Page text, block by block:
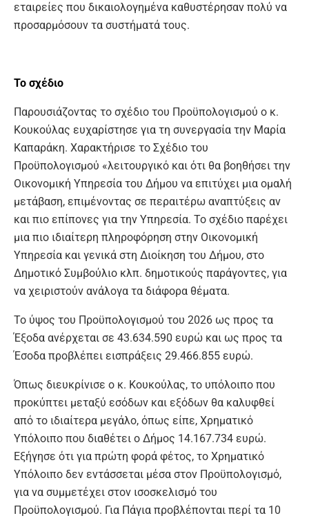
εταιρείες που δικαιολογημένα καθυστέρησαν πολύ να
προσαρμόσουν τα συστήματά τους.
Το σχέδιο
Παρουσιάζοντας το σχέδιο του Προϋπολογισμού ο κ.
Κουκούλας ευχαρίστησε για τη συνεργασία την Μαρία
Καπαράκη. Χαρακτήρισε το Σχέδιο του
Προϋπολογισμού «λειτουργικό και ότι θα βοηθήσει την
Οικονομική Υπηρεσία του Δήμου να επιτύχει μια ομαλή
μετάβαση, επιμένοντας σε περαιτέρω αναπτύξεις αν
και πιο επίπονες για την Υπηρεσία. Το σχέδιο παρέχει
μια πιο ιδιαίτερη πληροφόρηση στην Οικονομική
Υπηρεσία και γενικά στη Διοίκηση του Δήμου, στο
Δημοτικό Συμβούλιο κλπ. δημοτικούς παράγοντες, για
να χειριστούν ανάλογα τα διάφορα θέματα.
Το ύψος του Προϋπολογισμού του 2026 ως προς τα
Έξοδα ανέρχεται σε 43.634.590 ευρώ και ως προς τα
Έσοδα προβλέπει εισπράξεις 29.466.855 ευρώ.
Όπως διευκρίνισε ο κ. Κουκούλας, το υπόλοιπο που
προκύπτει μεταξύ εσόδων και εξόδων θα καλυφθεί
από το ιδιαίτερα μεγάλο, όπως είπε, Χρηματικό
Υπόλοιπο που διαθέτει ο Δήμος 14.167.734 ευρώ.
Εξήγησε ότι για πρώτη φορά φέτος, το Χρηματικό
Υπόλοιπο δεν εντάσσεται μέσα στον Προϋπολογισμό,
για να συμμετέχει στον ισοσκελισμό του
Προϋπολογισμού. Για Πάγια προβλέπονται περί τα 10